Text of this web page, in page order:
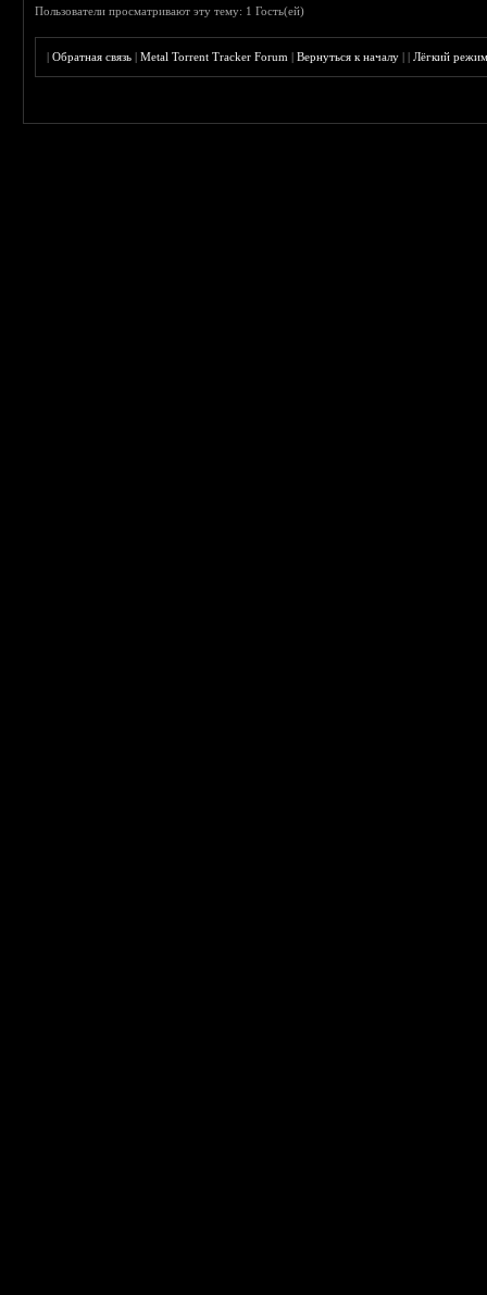
Пользователи просматривают эту тему: 1 Гость(ей)
|Обратная связь |Metal Torrent Tracker Forum |Вернуться к началу ||Лёгкий